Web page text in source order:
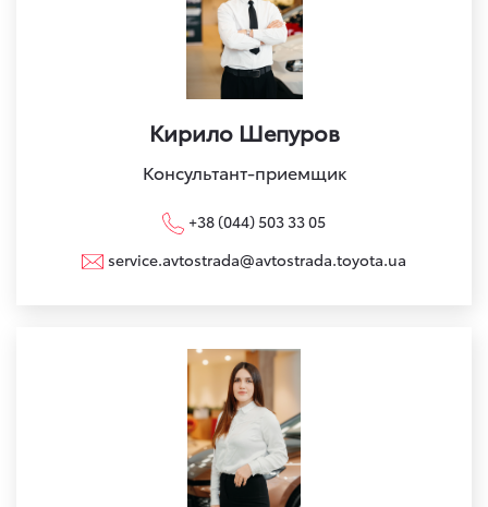
Кирило Шепуров
Консультант-приемщик
+38 (044) 503 33 05
service.avtostrada@avtostrada.toyota.ua